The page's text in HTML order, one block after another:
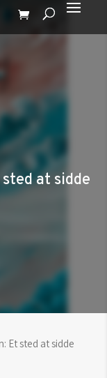
at sidde
Et sted at sidde